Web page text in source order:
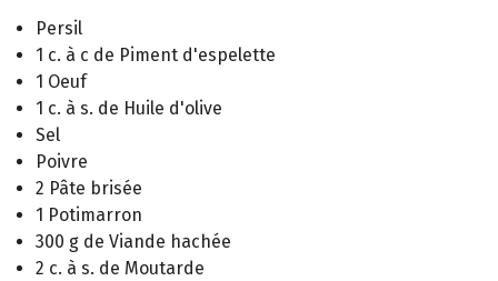
Persil
1 c. à c de Piment d'espelette
1 Oeuf
1 c. à s. de Huile d'olive
Sel
Poivre
2 Pâte brisée
1 Potimarron
300 g de Viande hachée
2 c. à s. de Moutarde